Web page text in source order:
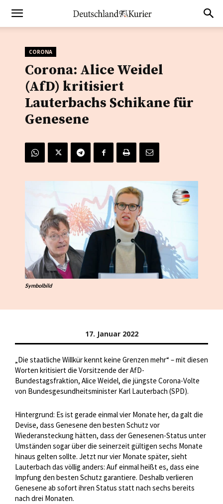
CORONA
Corona: Alice Weidel
(AfD) kritisiert
Lauterbachs Schikane für
Genesene
Symbolbild
17. Januar 2022
„Die staatliche Willkür kennt keine Grenzen mehr“ – mit diesen
Worten kritisiert die Vorsitzende der AfD-
Bundestagsfraktion, Alice Weidel, die jüngste Corona-Volte
von Bundesgesundheitsminister Karl Lauterbach (SPD).
Hintergrund: Es ist gerade einmal vier Monate her, da galt die
Devise, dass Genesene den besten Schutz vor
Wiederansteckung hätten, dass der Genesenen-Status unter
Umständen sogar über die seinerzeit gültigen sechs Monate
hinaus gelten sollte. Jetzt nur vier Monate später, sieht
Lauterbach das völlig anders: Auf einmal heißt es, dass eine
Impfung den besten Schutz garantiere. Deshalb verlieren
Genesene ab sofort ihren Status statt nach sechs bereits
nach drei Monaten.